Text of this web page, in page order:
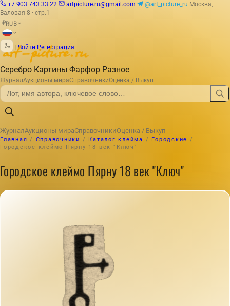
+7 903 743 33 22 artpicture.ru@gmail.com @art_picture_ru Москва,
Валовая 8 · стр.1
₽RUB
Войти Регистрация
Серебро Картины Фарфор Разное
ЖурналАукционы мираСправочникиОценка / Выкуп
ЖурналАукционы мираСправочникиОценка / Выкуп
Главная / Справочники / Каталог клейма / Городские /
Городское клеймо Пярну 18 век "Ключ"
Городское клеймо Пярну 18 век "Ключ"